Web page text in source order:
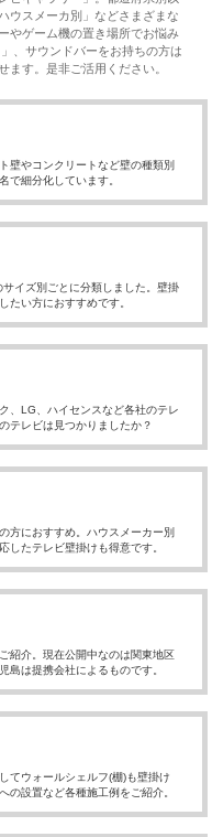
ウスメーカ別」などさまざまな
やゲーム機の置き場所でお悩み
、サウンドバーをお持ちの方は
ます。是非ご活用ください。
壁やコンクリートなど壁の種類別
で細分化しています。
イズ別ごとに分類しました。壁掛
たい方におすすめです。
、LG、ハイセンスなど各社のテレ
テレビは見つかりましたか？
方におすすめ。ハウスメーカー別
したテレビ壁掛けも得意です。
紹介。現在公開中なのは関東地区
島は提携会社によるものです。
てウォールシェルフ(棚)も壁掛け
の設置など各種施工例をご紹介。